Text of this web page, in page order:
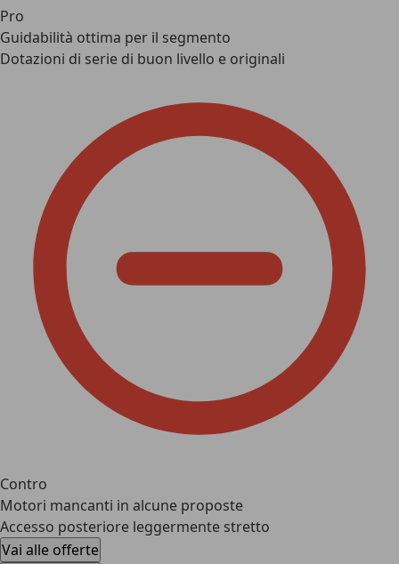
Pro
Guidabilità ottima per il segmento
Dotazioni di serie di buon livello e originali
Contro
Motori mancanti in alcune proposte
Accesso posteriore leggermente stretto
Vai alle offerte